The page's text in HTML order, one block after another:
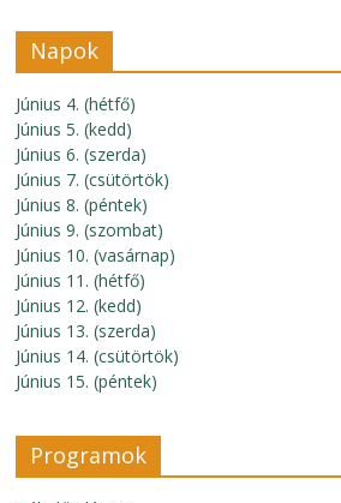
Napok
Június 4. (hétfő)
Június 5. (kedd)
Június 6. (szerda)
Június 7. (csütörtök)
Június 8. (péntek)
Június 9. (szombat)
Június 10. (vasárnap)
Június 11. (hétfő)
Június 12. (kedd)
Június 13. (szerda)
Június 14. (csütörtök)
Június 15. (péntek)
Programok